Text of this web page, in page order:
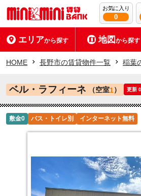
お気に入り
0
エリアから探す 地図から探す
HOME 長野市の賃貸物件一覧 稲葉
ベル・ラフィーネ （空室1） 更新
敷金0 バス・トイレ別 インターネット無料